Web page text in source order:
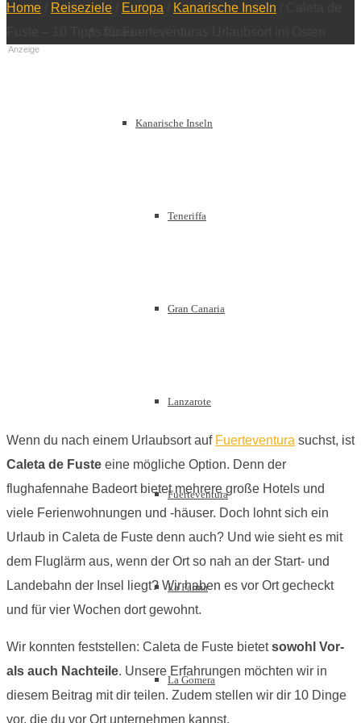
Kanarische Inseln
Teneriffa
Gran Canaria
Lanzarote
Fuerteventura
La Palma
La Gomera
Home Reiseziele Europa Kanarische Inseln
Anzeige
Wenn du nach einem Urlaubsort auf Fuerteventura suchst, ist
Caleta de Fuste eine mögliche Option. Denn der
flughafennahe Badeort bietet mehrere große Hotels und
viele Ferienwohnungen und -häuser. Doch lohnt sich ein
Urlaub in Caleta de Fuste denn auch? Und wie sieht es mit
dem Fluglärm aus, wenn der Ort so nah an der Start- und
Landebahn der Insel liegt? Wir haben es vor Ort gecheckt
und für vier Wochen dort gewohnt.
Wir konnten feststellen: Caleta de Fuste bietetsowohl Vor-
als auch Nachteile. Unsere Erfahrungen möchten wir in
diesem Beitrag mit dir teilen. Zudem stellen wir dir 10 Dinge
vor, die du vor Ort unternehmen kannst.